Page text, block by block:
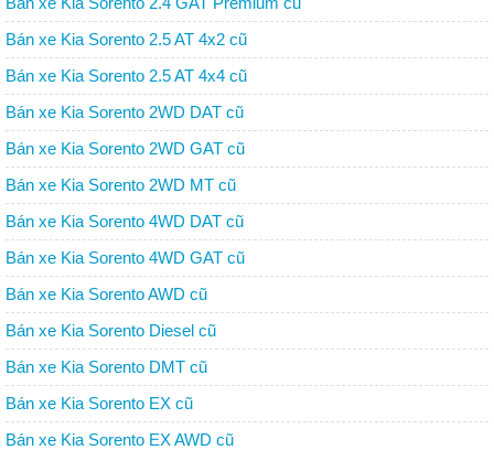
Bán xe Kia Sorento 2.5 AT 4x2 cũ
Bán xe Kia Sorento 2.5 AT 4x4 cũ
Bán xe Kia Sorento 2WD DAT cũ
Bán xe Kia Sorento 2WD GAT cũ
Bán xe Kia Sorento 2WD MT cũ
Bán xe Kia Sorento 4WD DAT cũ
Bán xe Kia Sorento 4WD GAT cũ
Bán xe Kia Sorento AWD cũ
Bán xe Kia Sorento Diesel cũ
Bán xe Kia Sorento DMT cũ
Bán xe Kia Sorento EX cũ
Bán xe Kia Sorento EX AWD cũ